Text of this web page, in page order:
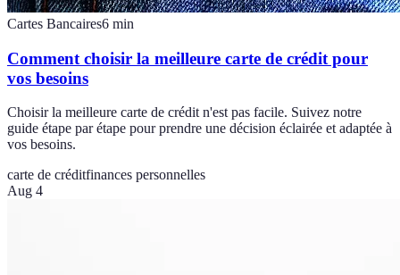
Cartes Bancaires6 min
Comment choisir la meilleure carte de crédit pour
vos besoins
Choisir la meilleure carte de crédit n'est pas facile. Suivez notre
guide étape par étape pour prendre une décision éclairée et adaptée à
vos besoins.
carte de créditfinances personnelles
Aug 4